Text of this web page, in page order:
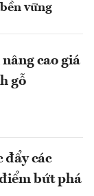
vững
cao giá
gỗ
đẩy các
bứt phá